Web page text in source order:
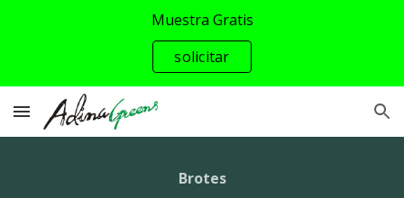
Muestra Gratis
solicitar
Brotes